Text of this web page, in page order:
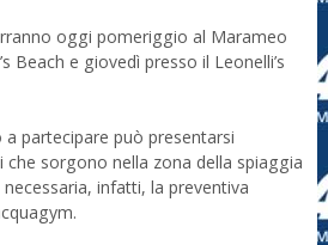
oggi pomeriggio al Marameo
Beach e giovedì presso il Leonelli’s
partecipare può presentarsi
sorgono nella zona della spiaggia
infatti, la preventiva